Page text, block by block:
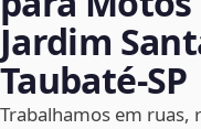
Jardim
Taubaté‑SP
Trabalhamos em ruas,